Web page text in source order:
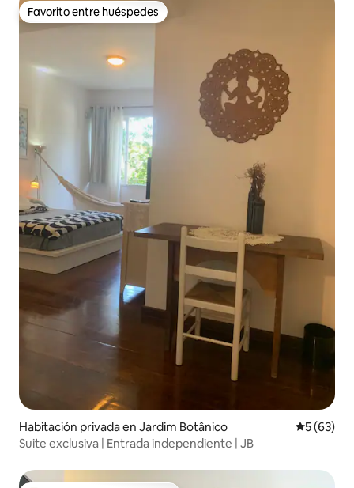
Favorito entre huéspedes
Favorito entre huéspedes
Habitación privada en Jardim Botânico
5 (63)
Suite exclusiva | Entrada independiente | JB